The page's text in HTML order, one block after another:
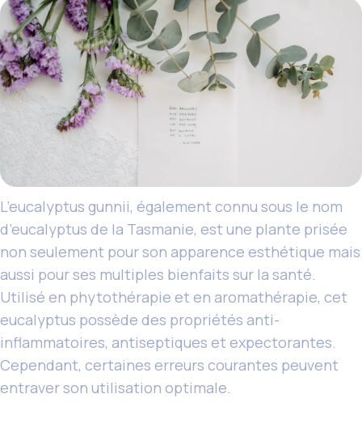
L’eucalyptus gunnii, également connu sous le nom
d’eucalyptus de la Tasmanie, est une plante prisée
non seulement pour son apparence esthétique mais
aussi pour ses multiples bienfaits sur la santé.
Utilisé en phytothérapie et en aromathérapie, cet
eucalyptus possède des propriétés anti-
inflammatoires, antiseptiques et expectorantes.
Cependant, certaines erreurs courantes peuvent
entraver son utilisation optimale.